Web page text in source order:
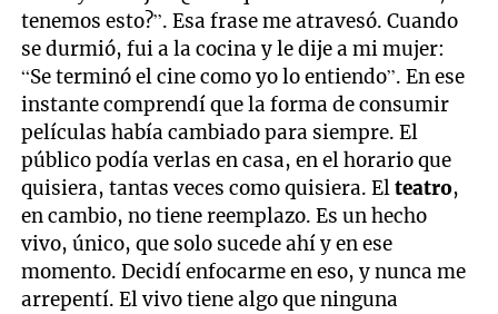
tenemos esto?”. Esa frase me atravesó. Cuando
se durmió, fui a la cocina y le dije a mi mujer:
“Se terminó el cine como yo lo entiendo”. En ese
instante comprendí que la forma de consumir
películas había cambiado para siempre. El
público podía verlas en casa, en el horario que
quisiera, tantas veces como quisiera. Elteatro,
en cambio, no tiene reemplazo. Es un hecho
vivo, único, que solo sucede ahí y en ese
momento. Decidí enfocarme en eso, y nunca me
arrepentí. El vivo tiene algo que ninguna